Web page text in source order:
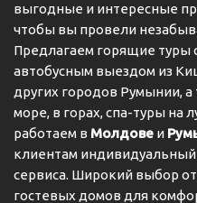
выгодные и интересные
чтобы вы провели
Предлагаем горящие туры
автобусным выездом из
других городов Румынии,
море, в горах, спа-туры
работаем в Молдове и
клиентам
сервиса. Широкий выбор
гостевых домов для